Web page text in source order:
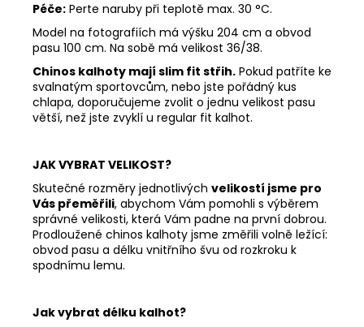
Péče: Perte naruby při teplotě max. 30 °C.
Model na fotografiích má výšku 204 cm a obvod
pasu 100 cm. Na sobě má velikost 36/38.
Chinos kalhoty mají slim fit střih. Pokud patříte ke
svalnatým sportovcům, nebo jste pořádný kus
chlapa, doporučujeme zvolit o jednu velikost pasu
větší, než jste zvyklí u regular fit kalhot.
JAK VYBRAT VELIKOST?
Skutečné rozměry jednotlivých velikostí jsme pro
Vás přeměřili, abychom Vám pomohli s výběrem
správné velikosti, která Vám padne na první dobrou.
Prodloužené chinos kalhoty jsme změřili volně ležící:
obvod pasu a délku vnitřního švu od rozkroku k
spodnímu lemu.
Jak vybrat délku kalhot?